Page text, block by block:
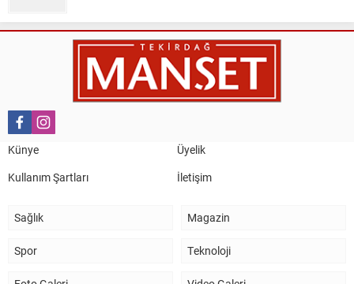
Nail Kazanç
10 Mart 2023 21:36
HAYDİ TEKİRDAĞ MAÇA !!!!
TEKİRDAĞ İL EMNİYET MÜDÜRÜMÜZE HAYIRLI OLSUN
Künye
Üyelik
Kullanım Şartları
İletişim
Sağlık Magazin
Spor Teknoloji